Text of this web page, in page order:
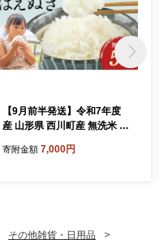
【9月前半発送】令和7年度
産 山形県 西川町産 無洗米 は
ブランド米 ごはん ご飯 節水
寄附金額 7,000円
その他雑貨・日用品